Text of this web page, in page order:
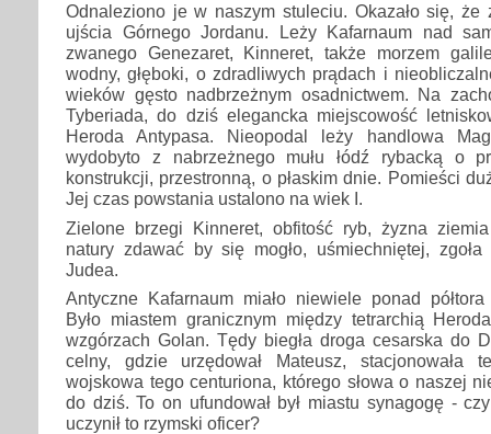
Odnaleziono je w naszym stuleciu. Okazało się, że
ujścia Górnego Jordanu. Leży Kafarnaum nad
zwanego Genezaret, Kinneret, także morzem
wodny, głęboki, o zdradliwych prądach i
wieków gęsto nadbrzeżnym osadnictwem. Na
Tyberiada, do dziś elegancka miejscowość
Heroda Antypasa. Nieopodal leży handlowa
wydobyto z nabrzeżnego mułu łódź rybacką o
konstrukcji, przestronną, o płaskim dnie. Pomieści
Jej czas powstania ustalono na wiek I.
Zielone brzegi Kinneret, obfitość ryb, żyzna
natury zdawać by się mogło, uśmiechniętej,
Judea.
Antyczne Kafarnaum miało niewiele ponad
Było miastem granicznym między tetrarchią
wzgórzach Golan. Tędy biegła droga cesarska do
celny, gdzie urzędował Mateusz, stacjonowała
wojskowa tego centuriona, którego słowa o naszej
do dziś. To on ufundował był miastu synagogę -
uczynił to rzymski oficer?